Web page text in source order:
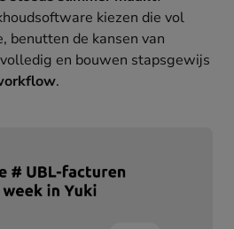
kiezen die vol
benutten de kansen van
en bouwen stapsgewijs
.